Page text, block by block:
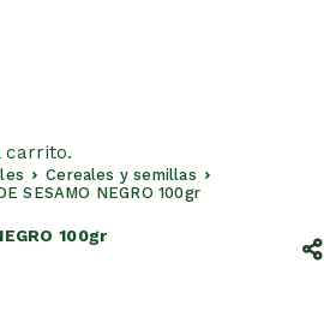
carrito.
Cereales y semillas
SESAMO NEGRO 100gr
100gr